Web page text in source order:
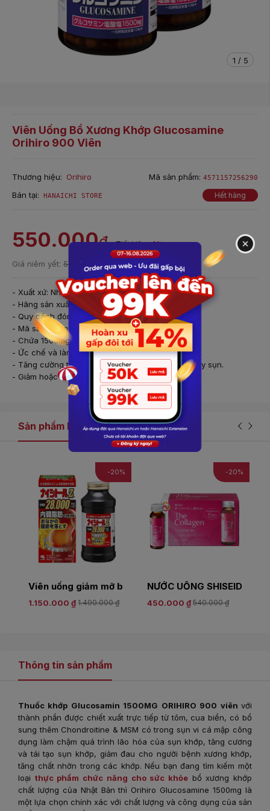
1 / 5
Viên Uống Bổ Xương Khớp Glucosamine
Orihiro 900 Viên
Thương hiệu: Orihiro Mã sản phẩm: 4571157256290
Bán tại: HANAICHI STORE Hết hàng
550.000đ Tiết kiệm:6%
Giá niêm yết: 590.000 ₫
- Xuất xứ: Nhật Bản
- Hãng sản xuất: Orihiro
- Quy cách đóng gói: hộp 900 viên
- Mã sản phẩm: 4571157256290
- Chứa 1500mg glucosamine
- Ức chế và làm giảm quá trình thoái hoá khớp.
- Tăng cường tái tạo sụn, ức chế các men phá hủy sụn.
- Giảm hoặc mất hẳn cơn đau khớp.
Sản phẩm liên quan
-20%
Viên uống giảm mỡ bụng Kobayashi 420 viên
1.150.000 ₫ 1.490.000 ₫
-20%
NƯỚC UỐNG SHISEIDO
450.000 ₫ 540.000 ₫
Thông tin sản phẩm
Thuốc khớp Glucosamin 1500MG ORIHIRO 900 viên với
thành phần được chiết xuất trực tiếp từ tôm, cua biển, có bổ
sung thêm Chondroitine & MSM có trong sụn vi cá mập công
dụng làm chậm quá trình lão hóa của sụn khớp, tăng cương
và tái tạo sụn khớp, giảm đau cho người bệnh xương khớp,
tăng chất nhờn trong các khớp. Nếu bạn đang tìm kiếm một
loại thực phẩm chức năng cho sức khỏebổ xương khớp
chất lượng của Nhật Bản thì Orihiro Glucosamine 1500mg là
một lựa chọn chính xác với chất lượng và công dụng của sản